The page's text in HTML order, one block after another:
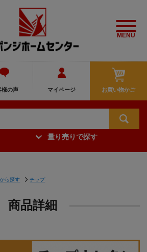
MENU
お買い物かご
マイページ
様の声
量り売りで探す
ら探す チップ
商品詳細